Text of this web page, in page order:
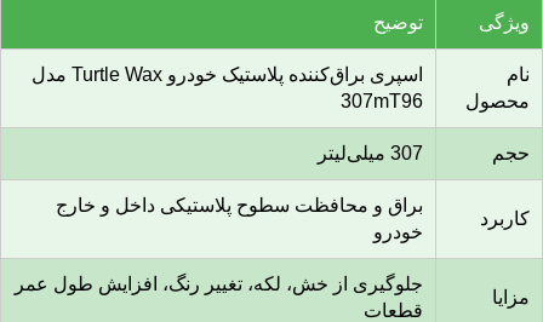
ویژگی توضیح
نام
محصول
اسپری براق‌کننده پلاستیک خودرو Turtle Wax مدل
307mT96
حجم 307 میلی‌لیتر
کاربرد
براق و محافظت سطوح پلاستیکی داخل و خارج
خودرو
مزایا
جلوگیری از خش، لکه، تغییر رنگ، افزایش طول عمر
قطعات